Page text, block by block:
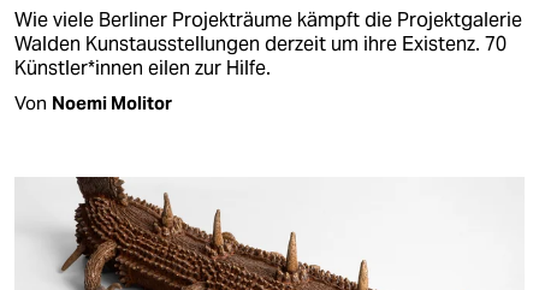
Wie viele Berliner Projekträume kämpft die Projektgalerie
Walden Kunstausstellungen derzeit um ihre Existenz. 70
Künstler*innen eilen zur Hilfe.
Von Noemi Molitor